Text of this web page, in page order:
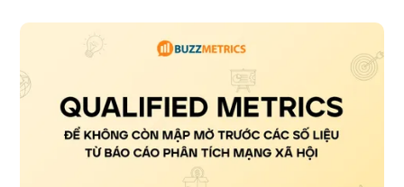
Qualified Metrics: Để không còn mập mờ trước
các số liệu từ báo cáo phân tích mạng xã hội
Trong quá trình triển khai chiến dịch truyền thông, nhiều thương hiệu
có xu hướng áp dụng các công thức thành công trước đây hoặc dựa
vào quan sát thị trường để nhanh chóng triển khai các tactics như
advocacy, tạo tranh luận, minigame... nhằm đạt được mục tiêu về độ
phủ hoặc lượng thảo luận.